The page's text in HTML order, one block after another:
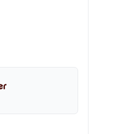
todo lo que
o arreglo que